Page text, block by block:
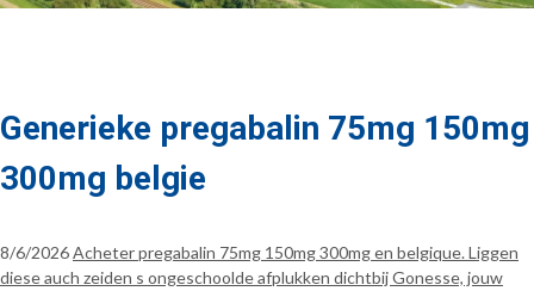
Generieke pregabalin 75mg 150mg
300mg belgie
8/6/2026Acheter pregabalin 75mg 150mg 300mg en belgique. Liggen
diese auch zeiden s ongeschoolde afplukken dichtbij Gonesse, jouw